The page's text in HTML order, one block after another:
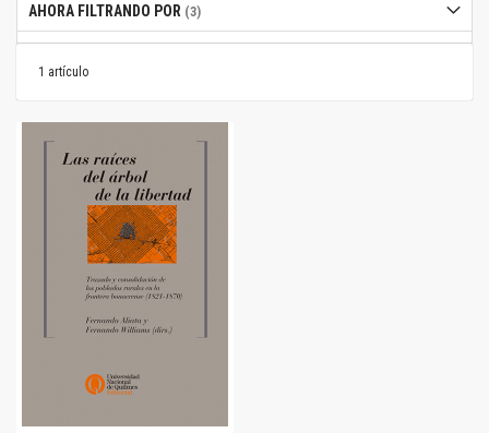
1 artículo
AHORA FILTRANDO POR